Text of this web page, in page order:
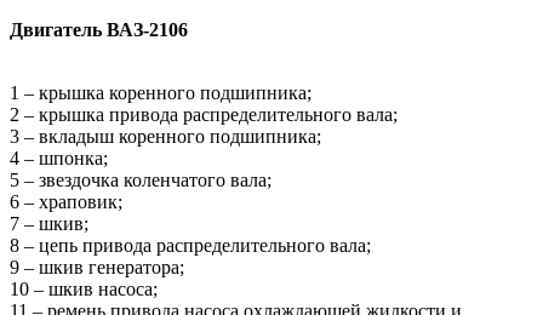
Двигатель ВАЗ-2106
1 – крышка коренного подшипника;
2 – крышка привода распределительного вала;
3 – вкладыш коренного подшипника;
4 – шпонка;
5 – звездочка коленчатого вала;
6 – храповик;
7 – шкив;
8 – цепь привода распределительного вала;
9 – шкив генератора;
10 – шкив насоса;
11 – ремень привода насоса охлаждающей жидкости и